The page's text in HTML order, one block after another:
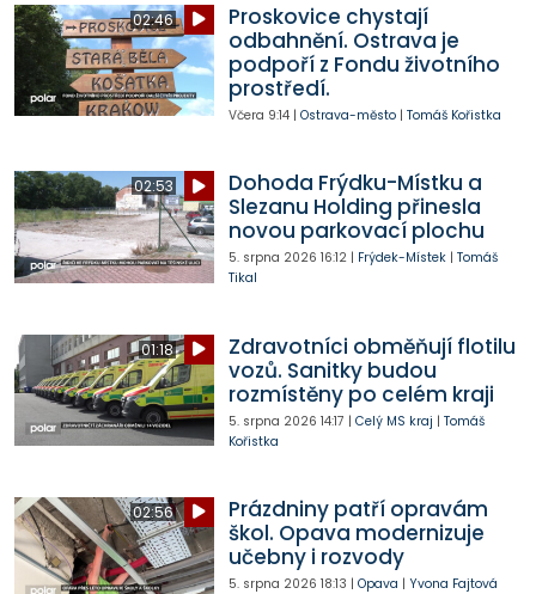
02:46
Proskovice chystají
odbahnění. Ostrava je
podpoří z Fondu životního
prostředí.
Včera 9:14| Ostrava-město| Tomáš Kořistka
02:53
Dohoda Frýdku-Místku a
Slezanu Holding přinesla
novou parkovací plochu
5. srpna 2026 16:12| Frýdek-Místek| Tomáš
Tikal
01:18
Zdravotníci obměňují flotilu
vozů. Sanitky budou
rozmístěny po celém kraji
5. srpna 2026 14:17 | Celý MS kraj | Tomáš
Kořistka
02:56
Prázdniny patří opravám
škol. Opava modernizuje
učebny i rozvody
5. srpna 2026 18:13 | Opava | Yvona Fajtová